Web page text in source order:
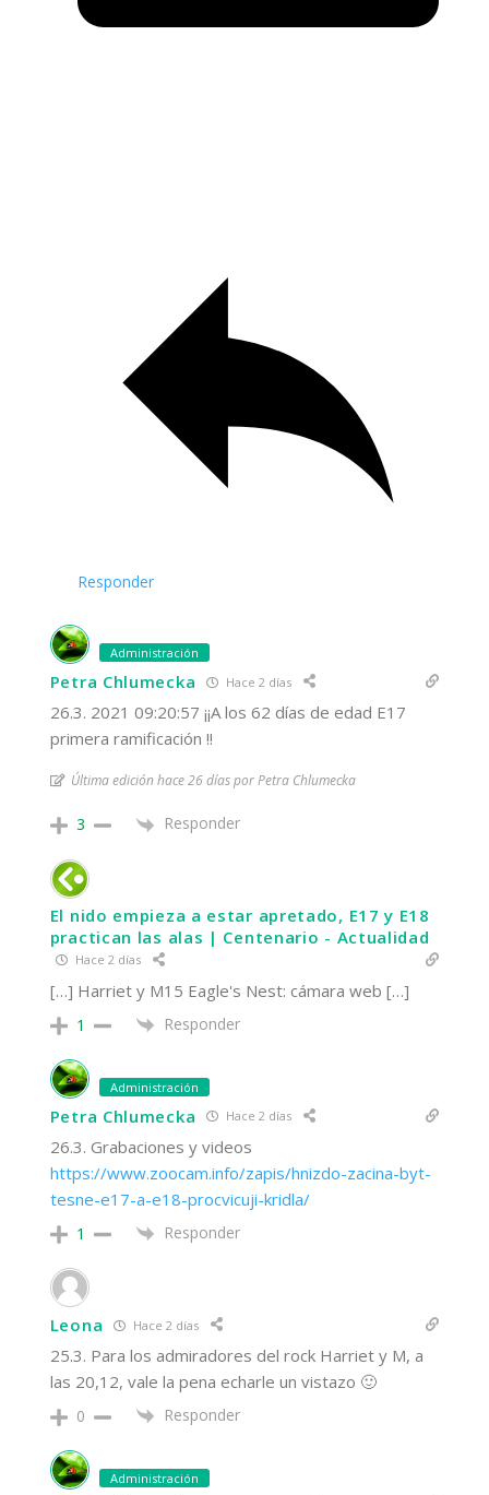
Responder
Administración
Petra Chlumecka Hace 2 días
26.3. 2021 09:20:57 ¡¡A los 62 días de edad E17
primera ramificación !!
Última edición hace 26 días por Petra Chlumecka
3 Responder
El nido empieza a estar apretado, E17 y E18
practican las alas | Centenario - Actualidad
Hace 2 días
[…] Harriet y M15 Eagle's Nest: cámara web […]
1 Responder
Administración
Petra Chlumecka Hace 2 días
26.3. Grabaciones y videos
https://www.zoocam.info/zapis/hnizdo-zacina-byt-
tesne-e17-a-e18-procvicuji-kridla/
1 Responder
Leona Hace 2 días
25.3. Para los admiradores del rock Harriet y M, a
las 20,12, vale la pena echarle un vistazo 🙂
0 Responder
Administración